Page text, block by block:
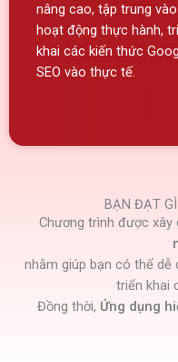
nâng cao, tập trung vào
hoạt động thực hành,
khai các kiến thức
SEO vào thực tế.
BẠN ĐẠT
Chương trình được xây
nhằm giúp bạn có thể dễ
triển khai
Đồng thời, Ứng dụng